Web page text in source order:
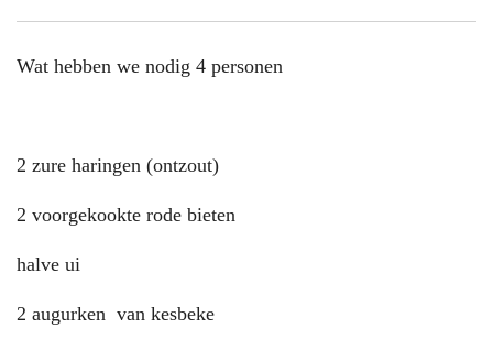
Wat hebben we nodig 4 personen
2 zure haringen (ontzout)
2 voorgekookte rode bieten
halve ui
2 augurken van kesbeke